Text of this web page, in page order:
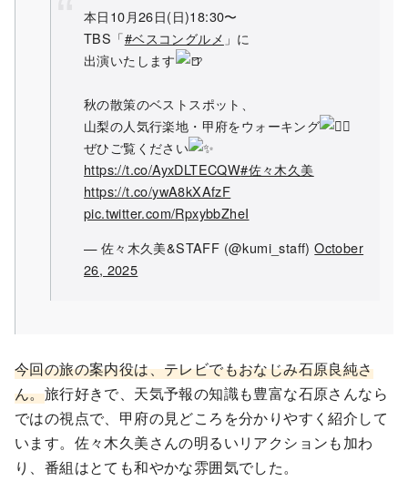
本日10月26日(日)18:30〜
TBS「#ベスコングルメ 」に
出演いたします
秋の散策のベストスポット、
山梨の人気行楽地・甲府をウォーキング
ぜひご覧ください
https://t.co/AyxDLTECQW#佐々木久美
https://t.co/ywA8kXAfzF
pic.twitter.com/RpxybbZheI
— 佐々木久美&STAFF (@kumi_staff)October
26, 2025
今回の旅の案内役は、テレビでもおなじみ石原良純さ
ん。旅行好きで、天気予報の知識も豊富な石原さんなら
ではの視点で、甲府の見どころを分かりやすく紹介して
います。佐々木久美さんの明るいリアクションも加わ
り、番組はとても和やかな雰囲気でした。